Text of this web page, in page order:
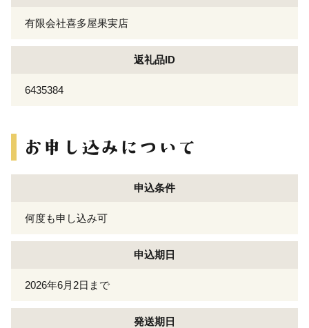
有限会社喜多屋果実店
返礼品ID
6435384
申込条件
何度も申し込み可
申込期日
2026年6月2日まで
発送期日